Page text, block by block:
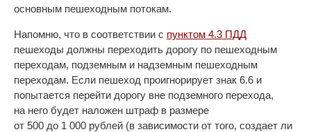
основным пешеходным потокам.
Напомню, что в соответствии с пунктом 4.3 ПДД
пешеходы должны переходить дорогу по пешеходным
переходам, подземным и надземным пешеходным
переходам. Если пешеход проигнорирует знак 6.6 и
попытается перейти дорогу вне подземного перехода,
на него будет наложен штраф в размере
от 500 до 1 000 рублей (в зависимости от того, создает ли